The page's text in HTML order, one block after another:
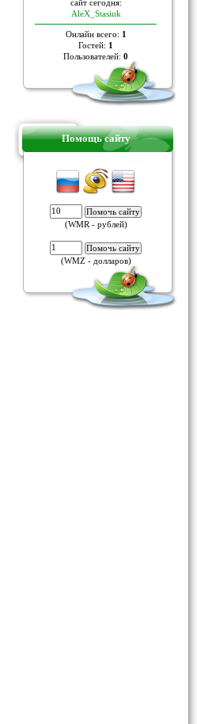
caйт ceгoдня:
AleX_Stasiuk
Онлайн всего: 1
Гостей: 1
Пользователей: 0
Помощь сайту
(WMR - рублей)
(WMZ - долларов)